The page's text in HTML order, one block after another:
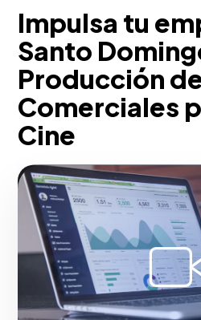
Impulsa tu
Santo
Producción
Comerciales
Cine
En Santo Domingo,
publicitario de alto
Coordinamos casting de
locaciones premium,
(VFX], y equipos técnicos
cinematográficos (Arri/